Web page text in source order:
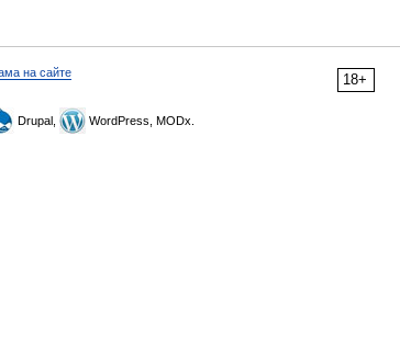
18+
на сайте
Drupal, WordPress, MODx.